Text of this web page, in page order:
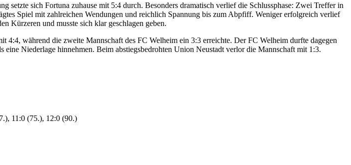
sich Fortuna zuhause mit 5:4 durch. Besonders dramatisch verlief die Schlussphase: Zwei Treffer in
Spiel mit zahlreichen Wendungen und reichlich Spannung bis zum Abpfiff. Weniger erfolgreich verlief
Kürzeren und musste sich klar geschlagen geben.
während die zweite Mannschaft des FC Welheim ein 3:3 erreichte. Der FC Welheim durfte dagegen
Niederlage hinnehmen. Beim abstiegsbedrohten Union Neustadt verlor die Mannschaft mit 1:3.
11:0 (75.), 12:0 (90.)